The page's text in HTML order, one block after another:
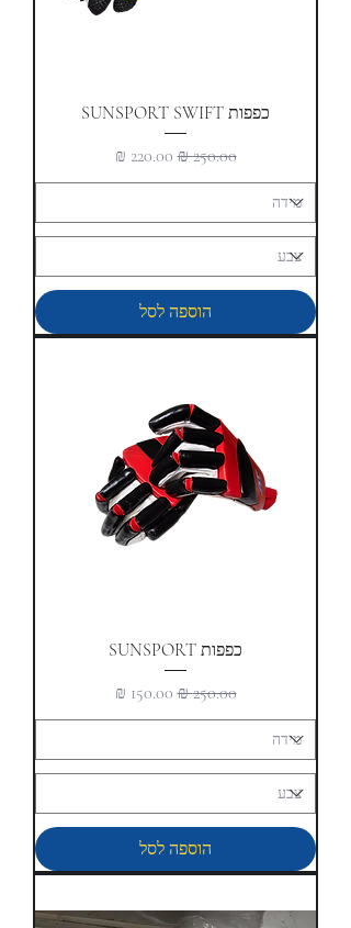
כפפות SUNSPORT SWIFT
מחיר רגיל‏250.00 ‏₪ מחיר מבצע
הוספה לסל
כפפות SUNSPORT
מחיר רגיל‏250.00 ‏₪ מחיר מבצע
הוספה לסל